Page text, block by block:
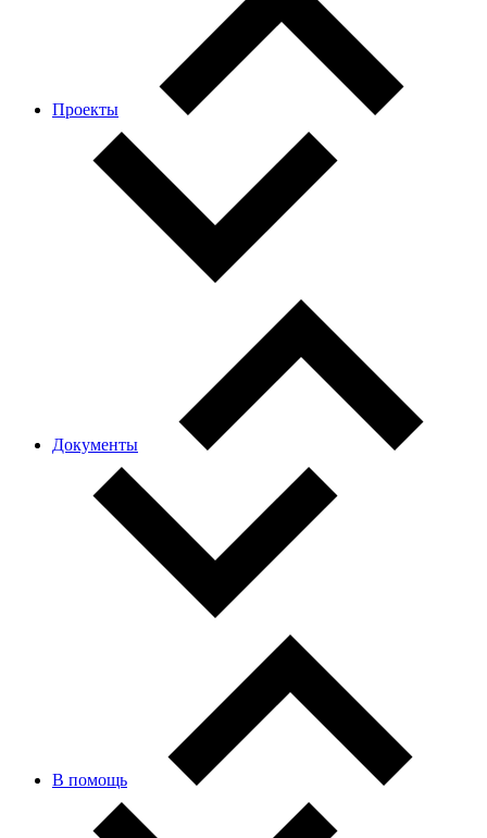
Проекты
Документы
В помощь